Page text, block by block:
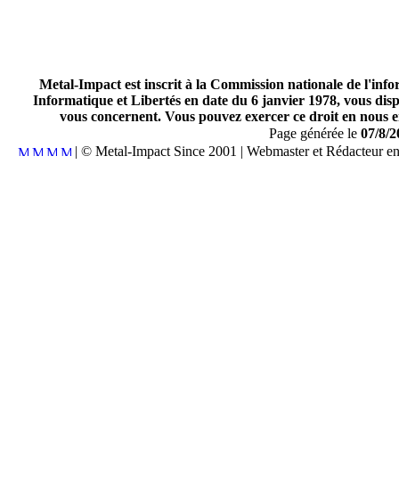
Metal-Impact est inscrit à la Commission nationale de
Informatique et Libertés en date du 6 janvier 1978, vous
vous concernent. Vous pouvez exercer ce droit en
Page générée le 07/8/
| © Metal-Impact Since 2001 | Webmaster et Rédacteur